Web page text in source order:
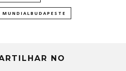
MUNDIALBUDAPESTE
NO